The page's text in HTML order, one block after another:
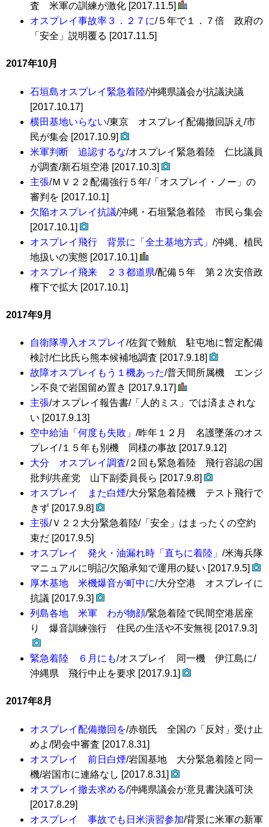
査 米軍の訓練が激化 [2017.11.5]
オスプレイ事故率３．２７に/５年で１．７倍 政府の
「安全」説明覆る [2017.11.5]
2017年10月
石垣島オスプレイ緊急着陸/沖縄県議会が抗議決議
[2017.10.17]
横田基地いらない/東京 オスプレイ配備撤回訴え/市
民が集会 [2017.10.9]
米軍判断 追認するな/オスプレイ緊急着陸 仁比議員
が調査/新石垣空港 [2017.10.3]
主張/ＭＶ２２配備強行５年/「オスプレイ・ノー」の
審判を [2017.10.1]
欠陥オスプレイ抗議/沖縄・石垣緊急着陸 市民ら集会
[2017.10.1]
オスプレイ飛行 背景に「全土基地方式」 /沖縄、植民
地扱いの実態 [2017.10.1]
オスプレイ飛来 ２３都道県/配備５年 第２次安倍政
権下で拡大 [2017.10.1]
2017年9月
自衛隊導入オスプレイ/佐賀で難航 駐屯地に暫定配備
検討/仁比氏ら熊本候補地調査 [2017.9.18]
故障オスプレイもう１機あった/普天間所属機 エンジ
ン不良で岩国留め置き [2017.9.17]
主張/オスプレイ報告書/「人的ミス」では済まされな
い [2017.9.13]
空中給油「何度も失敗」 /昨年１２月 名護墜落のオス
プレイ/１５年も別機 同様の事故 [2017.9.12]
大分 オスプレイ調査/２回も緊急着陸 飛行容認の国
批判/共産党 山下副委員長ら [2017.9.8]
オスプレイ また白煙/大分緊急着陸機 テスト飛行で
きず [2017.9.8]
主張/Ｖ２２大分緊急着陸/「安全」はまったくの空約
束だ [2017.9.5]
オスプレイ 発火・油漏れ時「直ちに着陸」 /米海兵隊
マニュアルに明記/欠陥承知で運用の疑い [2017.9.5]
厚木基地 米機爆音が町中に/大分空港 オスプレイに
抗議 [2017.9.3]
列島各地 米軍 わが物顔/緊急着陸で民間空港居座
り 爆音訓練強行 住民の生活や不安無視 [2017.9.3]
緊急着陸 ６月にも/オスプレイ 同一機 伊江島に/
沖縄県 飛行中止を要求 [2017.9.1]
2017年8月
オスプレイ配備撤回を/赤嶺氏 全国の「反対」受け止
めよ/閉会中審査 [2017.8.31]
オスプレイ 前日白煙/岩国基地 大分緊急着陸と同一
機/岩国市に連絡なし [2017.8.31]
オスプレイ撤去求める/沖縄県議会が意見書決議可決
[2017.8.29]
オスプレイ 事故でも日米演習参加/背景に米軍の新軍